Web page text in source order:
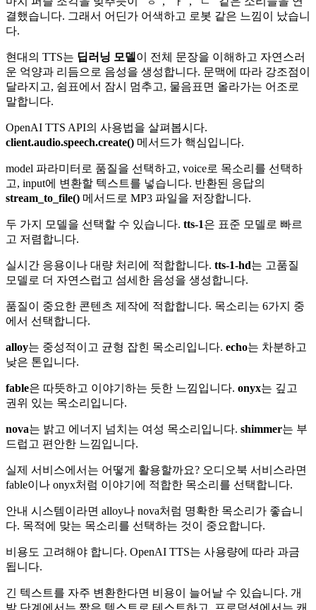
결했습니다. 그래서 어딘가 어색하고 로봇 같은 느낌이 났습니
다.
현대의 TTS는 딥러닝 모델 이 전체 문장을 이해하고 자연스러
운 억양과 리듬으로 음성을 생성합니다. 문맥에 따라 강조점이
달라지고, 쉼표에서 잠시 멈추고, 물음표면 올라가는 어조로
말합니다.
OpenAI TTS API의 사용법을 살펴봅시다.
client.audio.speech.create() 메서드가 핵심입니다.
model 파라미터로 품질을 선택하고, voice로 목소리를 선택하
고, input에 변환할 텍스트를 넣습니다. 반환된 응답의
stream_to_file() 메서드로 MP3 파일을 저장합니다.
두 가지 모델을 선택할 수 있습니다. tts-1은 표준 모델로 빠르
고 저렴합니다.
실시간 응용이나 대량 처리에 적합합니다. tts-1-hd는 고품질
모델로 더 자연스럽고 섬세한 음성을 생성합니다.
품질이 중요한 콘텐츠 제작에 적합합니다. 목소리는 6가지 중
에서 선택합니다.
alloy는 중성적이고 균형 잡힌 목소리입니다. echo는 차분하고
낮은 톤입니다.
fable은 따뜻하고 이야기하는 듯한 느낌입니다. onyx는 깊고
권위 있는 목소리입니다.
nova는 밝고 에너지 넘치는 여성 목소리입니다. shimmer는 부
드럽고 편안한 느낌입니다.
실제 서비스에서는 어떻게 활용할까요? 오디오북 서비스라면
fable이나 onyx처럼 이야기에 적합한 목소리를 선택합니다.
안내 시스템이라면 alloy나 nova처럼 명확한 목소리가 좋습니
다. 목적에 맞는 목소리를 선택하는 것이 중요합니다.
비용도 고려해야 합니다. OpenAI TTS는 사용량에 따라 과금
됩니다.
긴 텍스트를 자주 변환한다면 비용이 늘어날 수 있습니다. 개
발 단계에서는 짧은 텍스트로 테스트하고, 프로덕션에서는 캐